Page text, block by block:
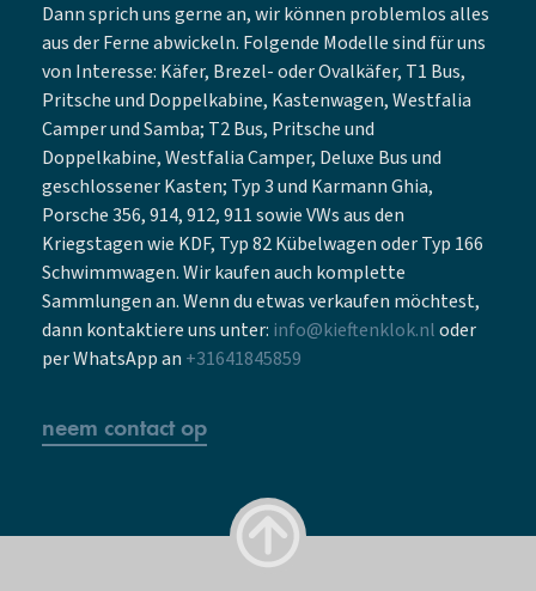
Dann sprich uns gerne an, wir können problemlos alles
aus der Ferne abwickeln. Folgende Modelle sind für uns
von Interesse: Käfer, Brezel- oder Ovalkäfer, T1 Bus,
Pritsche und Doppelkabine, Kastenwagen, Westfalia
Camper und Samba; T2 Bus, Pritsche und
Doppelkabine, Westfalia Camper, Deluxe Bus und
geschlossener Kasten; Typ 3 und Karmann Ghia,
Porsche 356, 914, 912, 911 sowie VWs aus den
Kriegstagen wie KDF, Typ 82 Kübelwagen oder Typ 166
Schwimmwagen. Wir kaufen auch komplette
Sammlungen an. Wenn du etwas verkaufen möchtest,
dann kontaktiere uns unter: info@kieftenklok.nloder
per WhatsApp an +31641845859
neem contact op